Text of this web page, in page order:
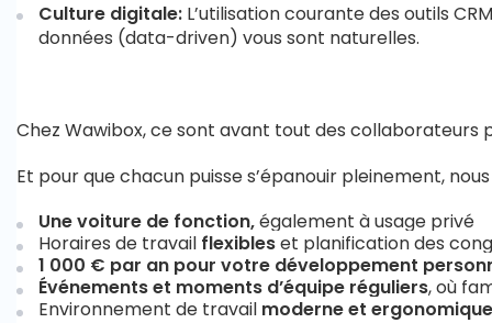
Culture digitale: L’utilisation courante des outils
données (data-driven) vous sont naturelles.
Chez Wawibox, ce sont avant tout des collaborateurs
Et pour que chacun puisse s’épanouir pleinement,
Une voiture de fonction,également à usage privé
Horaires de travail flexibleset planification des
1 000 € par an pour votre développement
Événements et moments d’équipe réguliers, où
Environnement de travail moderne et ergonomique